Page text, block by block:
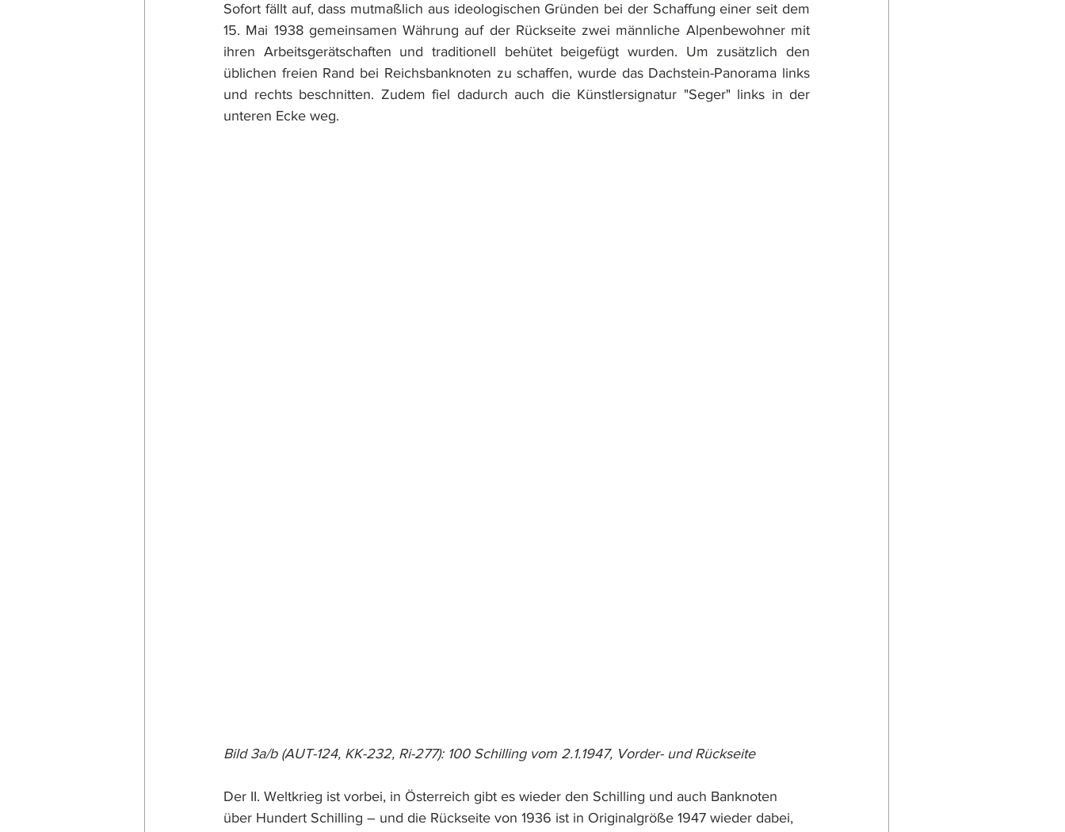
Sofort fällt auf, dass mutmaßlich aus ideologischen Gründen bei der Schaffung einer seit dem
15. Mai 1938 gemeinsamen Währung auf der Rückseite zwei männliche Alpenbewohner mit
ihren Arbeitsgerätschaften und traditionell behütet beigefügt wurden. Um zusätzlich den
üblichen freien Rand bei Reichsbanknoten zu schaffen, wurde das Dachstein-Panorama links
und rechts beschnitten. Zudem fiel dadurch auch die Künstlersignatur "Seger" links in der
unteren Ecke weg.
Bild 3a/b (AUT-124, KK-232, Ri-277): 100 Schilling vom 2.1.1947, Vorder- und Rückseite
Der II. Weltkrieg ist vorbei, in Österreich gibt es wieder den Schilling und auch Banknoten
über Hundert Schilling – und die Rückseite von 1936 ist in Originalgröße 1947 wieder dabei,